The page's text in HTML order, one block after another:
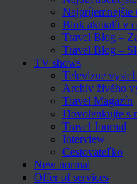
Najpríjemnejšie
Blok aktualít v
Travel Blog –
Travel Blog –
TV shows
Televízne
Archív živého
Travel Magazín
Dovolenkujte s
Travel Journal
Interview
Cestovateľko
New normal
Offer of services